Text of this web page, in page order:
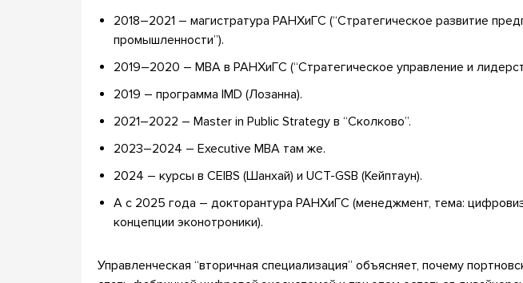
2018–2021 – магистратура РАНХиГС (“Стратегическое развитие
промышленности”).
2019–2020 – MBA в РАНХиГС (“Стратегическое управление и
2019 – программа IMD (Лозанна).
2021–2022 – Master in Public Strategy в “Сколково”.
2023–2024 – Executive MBA там же.
2024 – курсы в CEIBS (Шанхай) и UCT-GSB (Кейптаун).
А с 2025 года – докторантура РАНХиГС (менеджмент, тема:
концепции эконотроники).
Управленческая “вторичная специализация” объясняет, почему